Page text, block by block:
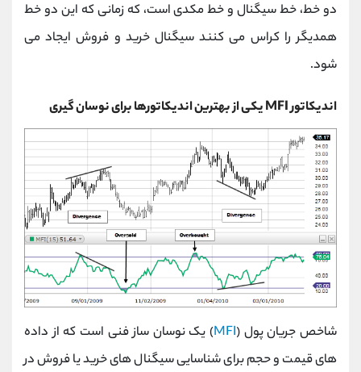
دو خط، خط سیگنال و خط مکدی است، که زمانی که این دو خط
همدیگر را کراس می کنند سیگنال خرید و فروش ایجاد می
شود.
اندیکاتورMFIیکی از بهترین اندیکاتورها برای نوسان گیری
شاخص جریان پول (MFI)
یک نوسان ساز فنی است که از داده
های قیمت و حجم برای شناسایی سیگنال های خرید یا فروش در